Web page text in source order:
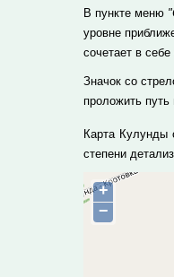
В пункте меню
уровне
сочетает в
Значок со
проложить путь
Карта Кулунды
степени
+
−